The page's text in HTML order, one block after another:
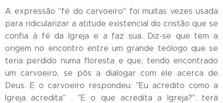
A expressão "fé do carvoeiro" foi muitas vezes usada
para ridicularizar a atitude existencial do cristão que se
confia à fé da Igreja e a faz sua. Diz-se que tem a
origem no encontro entre um grande teólogo que se
teria perdido numa floresta e que, tendo encontrado
um carvoeiro, se pôs a dialogar com ele acerca de
Deus. E o carvoeiro respondeu: "Eu acredito como a
Igreja acredita" . "E o que acredita a Igreja?", terá